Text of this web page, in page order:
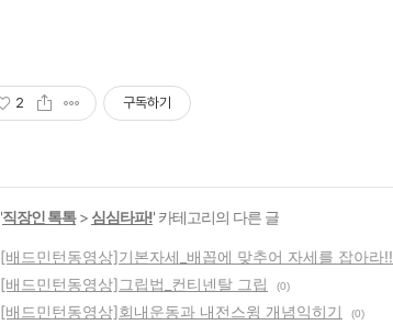
2 구독하기
'직장인 톡톡> 심심타파!' 카테고리의 다른 글
[배드민턴동영상]기본자세_배꼽에 맞추어 자세를 잡아라!!
[배드민턴동영상]그립법_컨티넨탈 그립 (0)
[배드민턴동영상]회내운동과 내전스윙 개념익히기 (0)